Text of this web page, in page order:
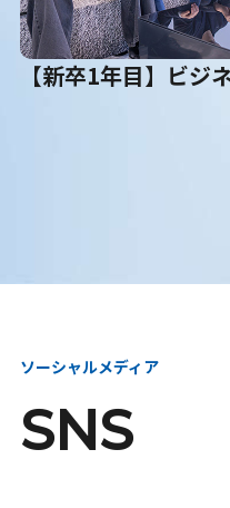
【新卒1年目】ビジ
ソーシャルメディア
SNS